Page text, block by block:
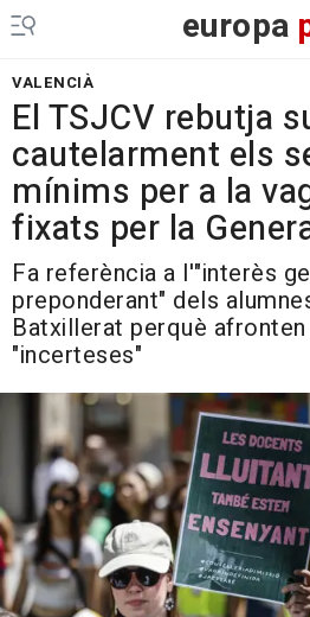
europa
VALENCIÀ
El TSJCV rebutja
cautelarment els
mínims per a la
fixats per la
Fa referència a l'"interès
preponderant" dels
Batxillerat perquè afronten
"incerteses"